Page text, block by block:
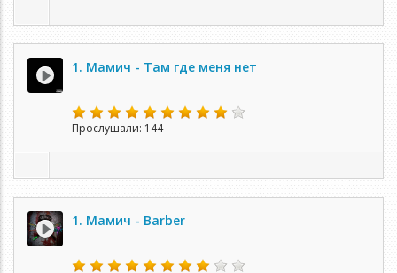
1. Мамич - Там где меня нет
Прослушали: 144
1. Мамич - Barber